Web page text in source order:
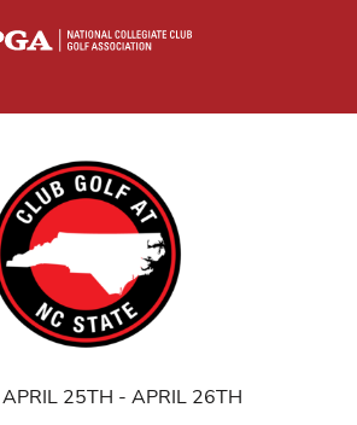
APRIL 25TH - APRIL 26TH